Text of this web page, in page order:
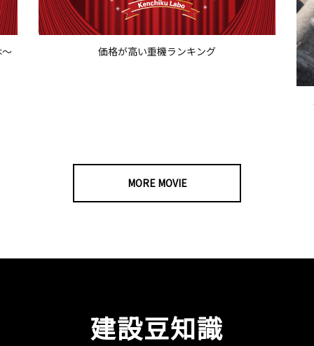
価格が高い重機ランキング
MORE MOVIE
建設豆知識